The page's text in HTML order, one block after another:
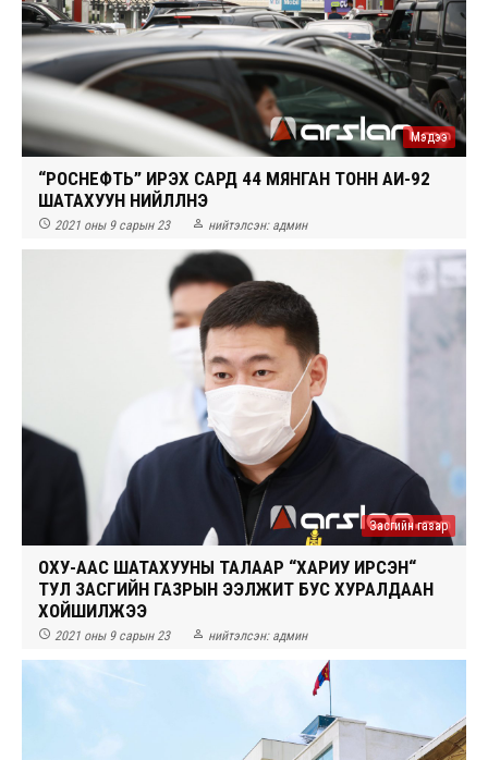
Мэдээ
“РОСНЕФТЬ” ИРЭХ САРД 44 МЯНГАН ТОНН АИ-92
ШАТАХУУН НИЙЛҮҮЛНЭ
 2021 оны 9 сарын 23  нийтэлсэн: админ
Засгийн газар
ОХУ-ААС ШАТАХУУНЫ ТАЛААР “ХАРИУ ИРСЭН“
ТУЛ ЗАСГИЙН ГАЗРЫН ЭЭЛЖИТ БУС ХУРАЛДААН
ХОЙШИЛЖЭЭ
 2021 оны 9 сарын 23  нийтэлсэн: админ